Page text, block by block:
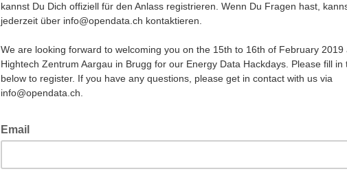
kannst Du Dich offiziell für den Anlass registrieren. Wenn Du Fragen hast,
jederzeit über info@opendata.ch kontaktieren.
We are looking forward to welcoming you on the 15th to 16th of February 2019
Hightech Zentrum Aargau in Brugg for our Energy Data Hackdays. Please fill in
below to register. If you have any questions, please get in contact with us via
info@opendata.ch.
Email